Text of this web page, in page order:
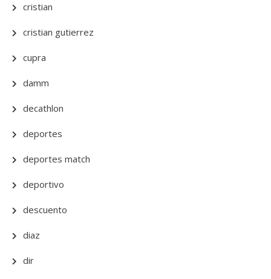
cristian
cristian gutierrez
cupra
damm
decathlon
deportes
deportes match
deportivo
descuento
diaz
dir